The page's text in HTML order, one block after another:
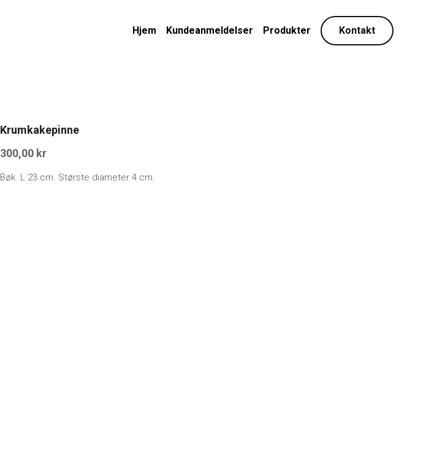
Hjem Kundeanmeldelser Produkter Kontakt
Krumkakepinne
300,00 kr
Bøk. L 23 cm. Største diameter 4 cm.